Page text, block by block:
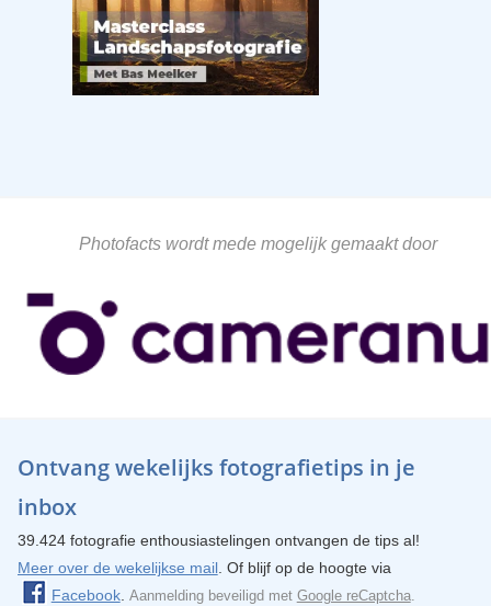
Photofacts wordt mede mogelijk gemaakt door
Ontvang wekelijks fotografietips in je
inbox
39.424 fotografie enthousiastelingen ontvangen de tips al!
Meer over de wekelijkse mail. Of blijf op de hoogte via
Facebook. Aanmelding beveiligd met Google reCaptcha.